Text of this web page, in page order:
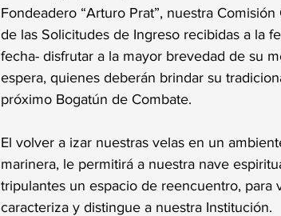
Fondeadero “Arturo Prat”, nuestra
de las Solicitudes de Ingreso recibidas a la
fecha- disfrutar a la mayor brevedad de su
espera, quienes deberán brindar su
próximo Bogatún de Combate.
El volver a izar nuestras velas en un
marinera, le permitirá a nuestra nave
tripulantes un espacio de reencuentro, para
caracteriza y distingue a nuestra Institución.